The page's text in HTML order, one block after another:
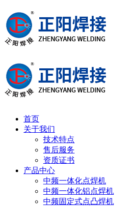
首页
关于我们
技术特点
售后服务
资质证书
产品中心
中频一体化点焊机
中频一体化铝点焊机
中频固定式点凸焊机